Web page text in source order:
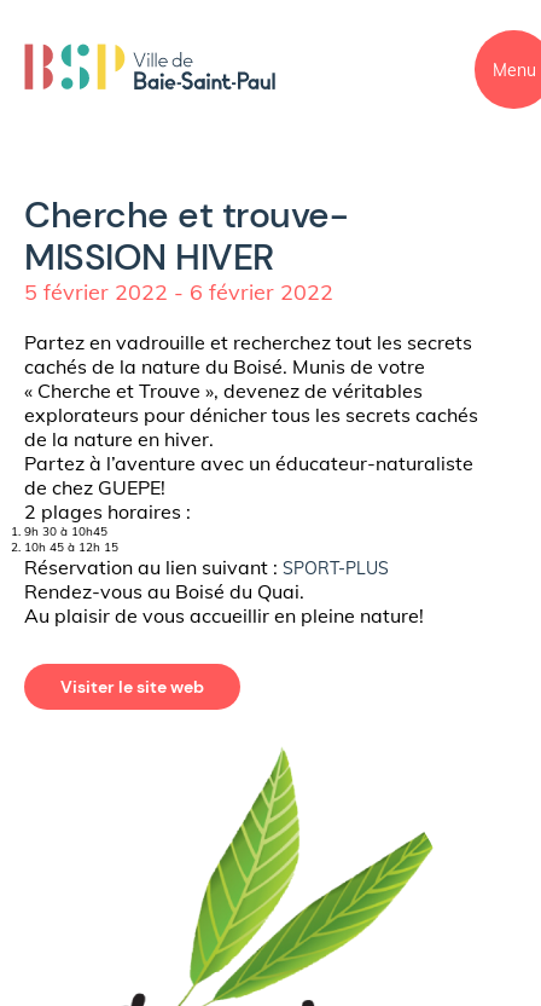
Menu
Cherche et trouve-
MISSION HIVER
5 février 2022 - 6 février 2022
Partez en vadrouille et recherchez tout les secrets
cachés de la nature du Boisé. Munis de votre
« Cherche et Trouve », devenez de véritables
explorateurs pour dénicher tous les secrets cachés
de la nature en hiver.
Partez à l’aventure avec un éducateur-naturaliste
de chez GUEPE!
2 plages horaires :
9h 30 à 10h45
10h 45 à 12h 15
Réservation au lien suivant : SPORT-PLUS
Rendez-vous au Boisé du Quai.
Au plaisir de vous accueillir en pleine nature!
Visiter le site web